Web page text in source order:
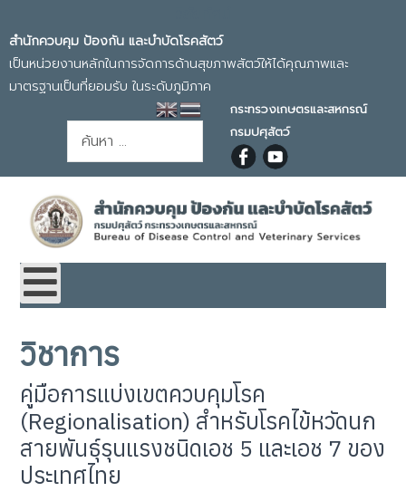
สำนักควบคุม ป้องกัน และบำบัดโรคสัตว์
เป็นหน่วยงานหลักในการจัดการด้านสุขภาพสัตว์ให้ได้คุณภาพและ
มาตรฐานเป็นที่ยอมรับ ในระดับภูมิภาค
การค้นหา
กระทรวงเกษตรและสหกรณ์
กรมปศุสัตว์
วิชาการ
คู่มือการแบ่งเขตควบคุมโรค
(Regionalisation) สำหรับโรคไข้หวัดนก
สายพันธุ์รุนแรงชนิดเอช 5 และเอช 7 ของ
ประเทศไทย